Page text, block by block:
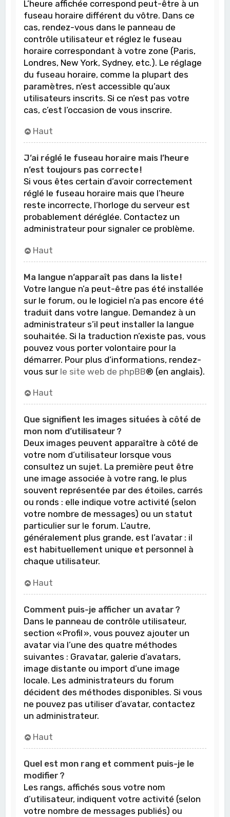
L’heure affichée correspond peut-être à un
fuseau horaire différent du vôtre. Dans ce
cas, rendez-vous dans le panneau de
contrôle utilisateur et réglez le fuseau
horaire correspondant à votre zone (Paris,
Londres, New York, Sydney, etc.). Le réglage
du fuseau horaire, comme la plupart des
paramètres, n’est accessible qu’aux
utilisateurs inscrits. Si ce n’est pas votre
cas, c’est l’occasion de vous inscrire.
Haut
J’ai réglé le fuseau horaire mais l’heure
n’est toujours pas correcte !
Si vous êtes certain d’avoir correctement
réglé le fuseau horaire mais que l’heure
reste incorrecte, l’horloge du serveur est
probablement déréglée. Contactez un
administrateur pour signaler ce problème.
Haut
Ma langue n’apparaît pas dans la liste !
Votre langue n’a peut-être pas été installée
sur le forum, ou le logiciel n’a pas encore été
traduit dans votre langue. Demandez à un
administrateur s’il peut installer la langue
souhaitée. Si la traduction n’existe pas, vous
pouvez vous porter volontaire pour la
démarrer. Pour plus d’informations, rendez-
vous sur le site web de phpBB® (en anglais).
Haut
Que signifient les images situées à côté de
mon nom d’utilisateur ?
Deux images peuvent apparaître à côté de
votre nom d’utilisateur lorsque vous
consultez un sujet. La première peut être
une image associée à votre rang, le plus
souvent représentée par des étoiles, carrés
ou ronds : elle indique votre activité (selon
votre nombre de messages) ou un statut
particulier sur le forum. L’autre,
généralement plus grande, est l’avatar : il
est habituellement unique et personnel à
chaque utilisateur.
Haut
Comment puis-je afficher un avatar ?
Dans le panneau de contrôle utilisateur,
section « Profil », vous pouvez ajouter un
avatar via l’une des quatre méthodes
suivantes : Gravatar, galerie d’avatars,
image distante ou import d’une image
locale. Les administrateurs du forum
décident des méthodes disponibles. Si vous
ne pouvez pas utiliser d’avatar, contactez
un administrateur.
Haut
Quel est mon rang et comment puis-je le
modifier ?
Les rangs, affichés sous votre nom
d’utilisateur, indiquent votre activité (selon
votre nombre de messages publiés) ou